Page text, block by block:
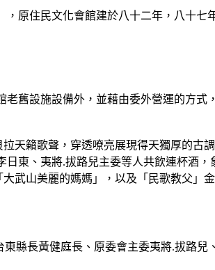
原住民文化會館建於八十二年，八十
舊設施設備外，並藉由委外營運的方
天籟歌聲，穿透嘹亮展現得天獨厚的古
東、夷將.拔路兒主委等人共飲連杯酒
武山美麗的媽媽」，以及「民歌教父」
縣長黃健庭長、原委會主委夷將.拔路